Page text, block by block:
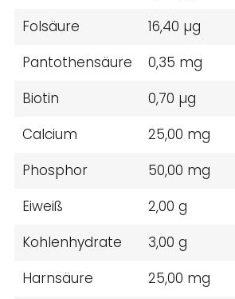
Folsäure
16,40 µg
Pantothensäure
0,35 mg
Biotin
0,70 µg
Calcium
25,00 mg
Phosphor
50,00 mg
Eiweiß
2,00 g
Kohlenhydrate
3,00 g
Harnsäure
25,00 mg